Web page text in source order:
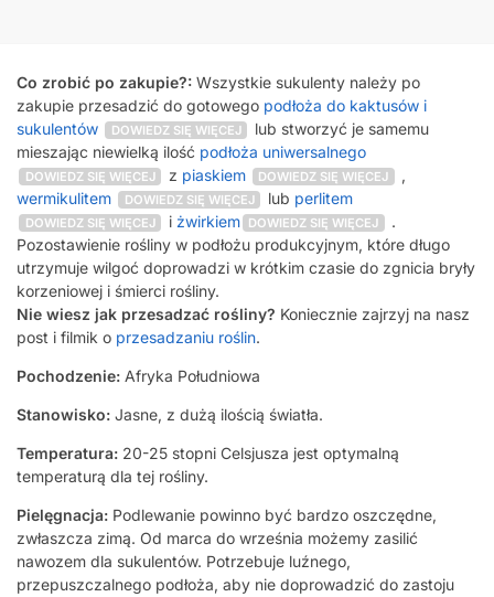
Co zrobić po zakupie?: Wszystkie sukulenty należy po
zakupie przesadzić do gotowego podłoża do kaktusów i
sukulentów
DOWIEDZ SIĘ WIĘCEJ
lub stworzyć je samemu
mieszając niewielką ilość podłoża uniwersalnego
DOWIEDZ SIĘ WIĘCEJ z piaskiem DOWIEDZ SIĘ WIĘCEJ
,
wermikulitem
DOWIEDZ SIĘ WIĘCEJ lub perlitem
DOWIEDZ SIĘ WIĘCEJ i żwirkiem DOWIEDZ SIĘ WIĘCEJ
.
Pozostawienie rośliny w podłożu produkcyjnym, które długo
utrzymuje wilgoć doprowadzi w krótkim czasie do zgnicia bryły
korzeniowej i śmierci rośliny.
Nie wiesz jak przesadzać rośliny? Koniecznie zajrzyj na nasz
post i filmik o przesadzaniu roślin.
Pochodzenie: Afryka Południowa
Stanowisko: Jasne, z dużą ilością światła.
Temperatura: 20-25 stopni Celsjusza jest optymalną
temperaturą dla tej rośliny.
Pielęgnacja: Podlewanie powinno być bardzo oszczędne,
zwłaszcza zimą. Od marca do września możemy zasilić
nawozem dla sukulentów. Potrzebuje luźnego,
przepuszczalnego podłoża, aby nie doprowadzić do zastoju